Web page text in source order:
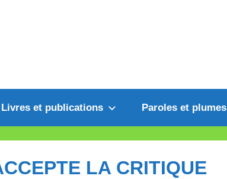
Livres et publications Paroles et plumes
LA CRITIQUE